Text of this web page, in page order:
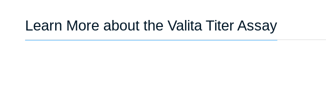
Learn More about the Valita Titer Assay